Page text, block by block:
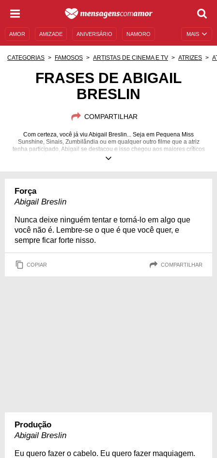
MAIS
AMOR AMIZADE ANIVERSÁRIO NAMORO
MENSAGENS DE ANIVERSÁRIO
CATEGORIAS FAMOSOS ARTISTAS DE CINEMA E TV ATRIZES
FRASES DE ABIGAIL
BRESLIN
COMPARTILHAR
Com certeza, você já viu Abigail Breslin... Seja em Pequena Miss
Sunshine, Sinais, Zumbilândia ou em qualquer outro filme que a atriz
tenha participado, Abigail se destacou e isso chegou aos maiores críticos
do cinema. Conheça a jovem e saiba mais sobre sua personalidade e
Força
Abigail Breslin
Nunca deixe ninguém tentar e torná-lo em algo que
você não é. Lembre-se o que é que você quer, e
sempre ficar forte nisso.
COPIAR COMPARTILHAR
Produção
Abigail Breslin
Eu quero fazer o cabelo. Eu quero fazer maquiagem.